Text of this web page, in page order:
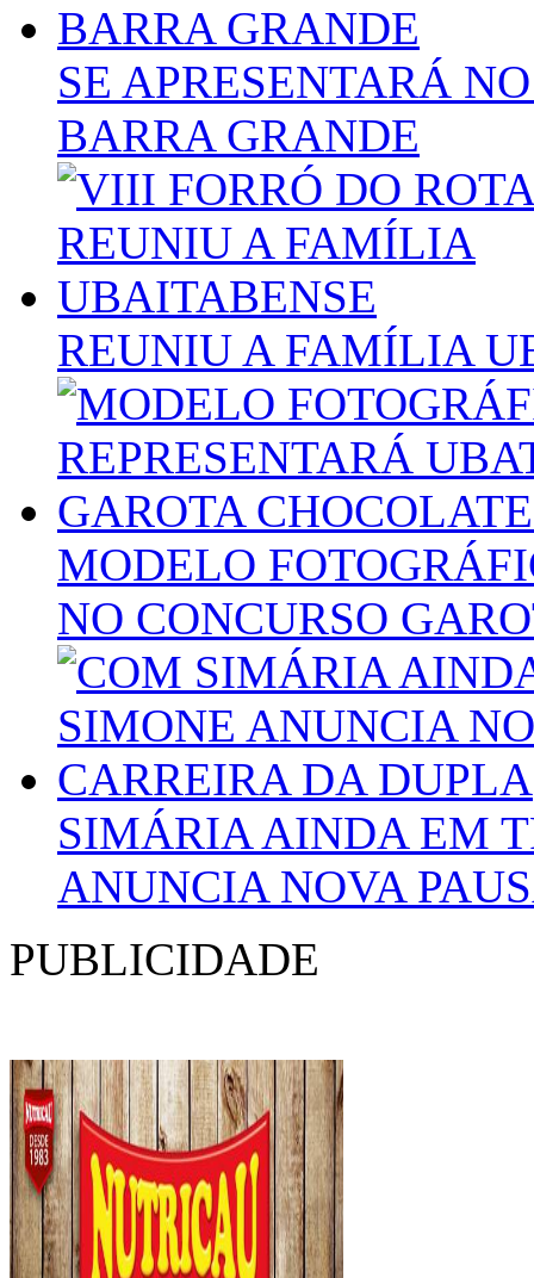
SE APRESENTARÁ
BARRA GRANDE
REUNIU A FAMÍLIA
MODELO
NO CONCURSO
SIMÁRIA AINDA EM
ANUNCIA NOVA
PUBLICIDADE